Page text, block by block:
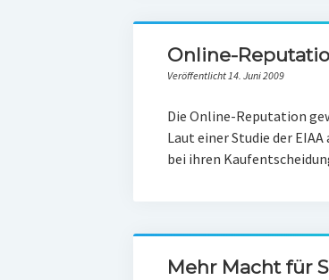
Online-
Veröffentlicht 14. Juni 2009
Die Online-Reputation
Laut einer Studie der
bei ihren
Mehr Macht für